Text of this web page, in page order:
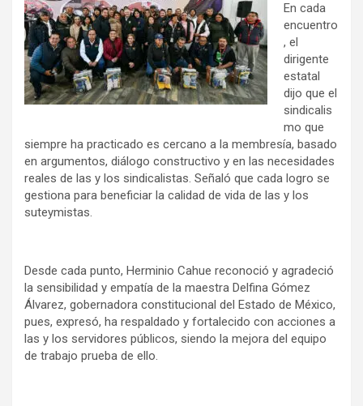
En cada
encuentro
, el
dirigente
estatal
dijo que el
sindicalis
mo que
siempre ha practicado es cercano a la membresía, basado
en argumentos, diálogo constructivo y en las necesidades
reales de las y los sindicalistas. Señaló que cada logro se
gestiona para beneficiar la calidad de vida de las y los
suteymistas.
Desde cada punto, Herminio Cahue reconoció y agradeció
la sensibilidad y empatía de la maestra Delfina Gómez
Álvarez, gobernadora constitucional del Estado de México,
pues, expresó, ha respaldado y fortalecido con acciones a
las y los servidores públicos, siendo la mejora del equipo
de trabajo prueba de ello.